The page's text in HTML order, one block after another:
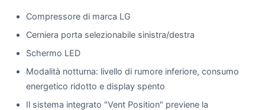
Compressore di marca LG
Cerniera porta selezionabile sinistra/destra
Schermo LED
Modalità notturna: livello di rumore inferiore, consumo
energetico ridotto e display spento
Il sistema integrato "Vent Position" previene la